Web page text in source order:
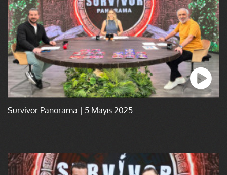
Survivor Panorama | 5 Mayıs 2025